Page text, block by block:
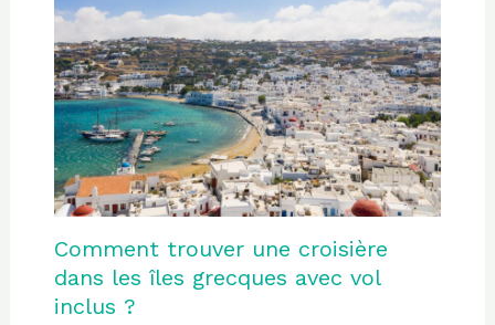
Comment trouver une croisière
dans les îles grecques avec vol
inclus ?